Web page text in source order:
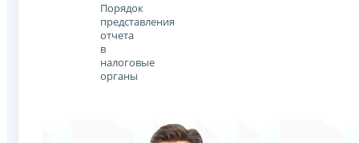
Порядок
представления
отчета
в
налоговые
органы